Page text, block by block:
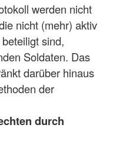
werden nicht
nicht (mehr) aktiv
sind,
Soldaten. Das
darüber hinaus
der
durch